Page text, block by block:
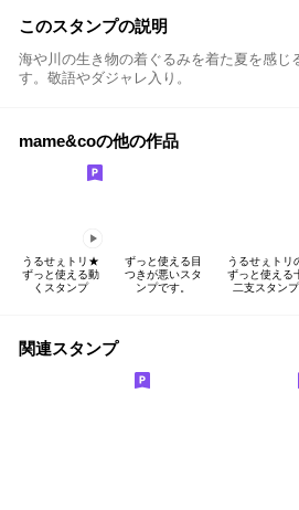
このスタンプの説明
海や川の生き物の着ぐるみを着た夏を感じ
す。敬語やダジャレ入り。
mame&coの他の作品
うるせぇトリ★
ずっと使える動
くスタンプ
ずっと使える目
つきが悪いスタ
ンプです。
うるせぇトリ
ずっと使える
二支スタンプ
関連スタンプ